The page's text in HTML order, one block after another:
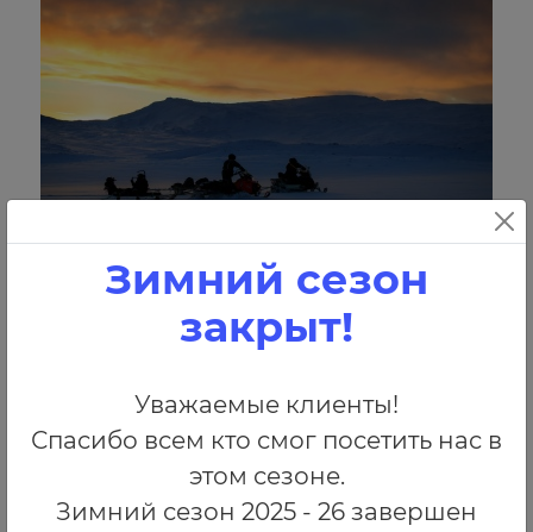
Зимний сезон
закрыт!
Уважаемые клиенты!
Спасибо всем кто смог посетить нас в
этом сезоне.
Зимний сезон 2025 - 26 завершен